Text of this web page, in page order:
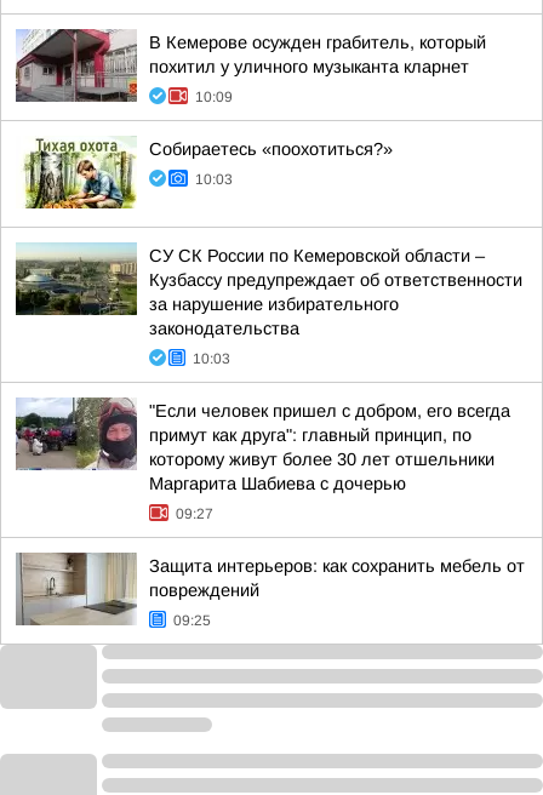
В Кемерове осужден грабитель, который
похитил у уличного музыканта кларнет
10:09
Собираетесь «поохотиться?»
10:03
СУ СК России по Кемеровской области –
Кузбассу предупреждает об ответственности
за нарушение избирательного
законодательства
10:03
"Если человек пришел с добром, его всегда
примут как друга": главный принцип, по
которому живут более 30 лет отшельники
Маргарита Шабиева с дочерью
09:27
Защита интерьеров: как сохранить мебель от
повреждений
09:25